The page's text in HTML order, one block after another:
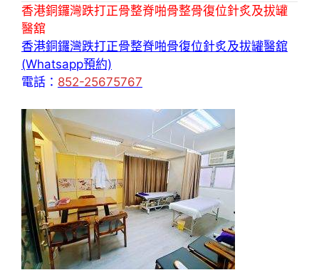
香港銅鑼灣跌打正骨整脊啪骨整骨復位針炙及拔罐
醫舘
香港銅鑼灣跌打正骨整脊啪骨復位針炙及拔罐醫舘
(Whatsapp預約)
電話： 852-25675767